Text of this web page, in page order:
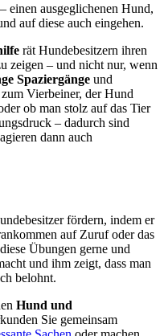
einen ausgeglichenen Hund,
auf diese auch eingehen.
rät Hundebesitzern ihren
zeigen – und nicht nur, wenn
Spaziergänge und
Vierbeiner, der Hund
ob man stolz auf das Tier
– dadurch sind
dann auch
fördern, indem er
auf Zuruf oder das
Übungen gerne und
und ihm zeigt, dass man
belohnt.
Hund und
Sie gemeinsam